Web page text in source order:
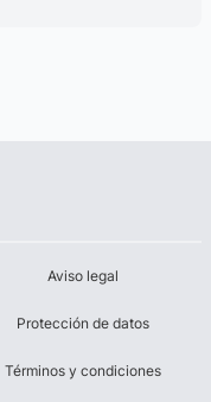
Aviso legal
Protección de datos
Términos y condiciones